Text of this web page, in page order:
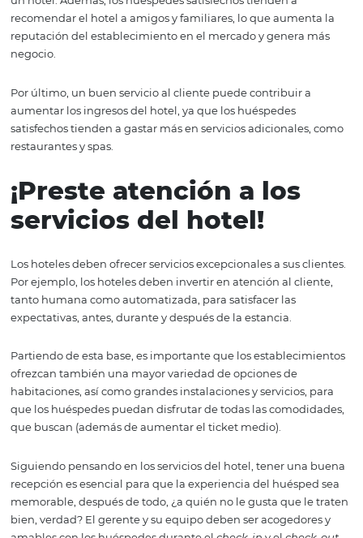
Obtener el feedback de los huéspedes será importante
valoraciones/reseñas, que como hemos dicho son
En este momento también puedes enviar emails con
paquetes o promociones, noticias, experiencias
futuros viajes.
Esta es una gran oportunidad para que el
incluso después del check-out.
Elcustomer success,es fundamental para fidelizarlos,
un hotel. Además, los huéspedes satisfechos tienden a
recomendar el hotel a amigos y familiares, lo que
reputación del establecimiento en el mercado y genera
negocio.
Por último, un buen servicio al cliente puede contribuir
aumentar los ingresos del hotel, ya que los huéspedes
satisfechos tienden a gastar más en servicios
restaurantes y spas.